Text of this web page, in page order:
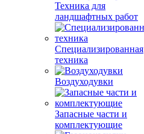
Техника для
ландшафтных работ
Специализированная
техника
Воздуходувки
Запасные части и
комплектующие